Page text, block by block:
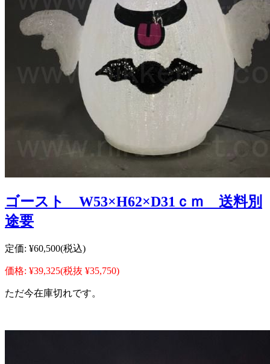
ゴースト W53×H62×D31ｃｍ 送料別
途要
定価: ¥60,500(税込)
価格: ¥39,325(税抜 ¥35,750)
ただ今在庫切れです。